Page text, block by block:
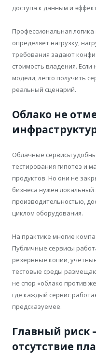
доступа к данным и
Профессиональная
определяет нагрузку,
требования задают
стоимость владения.
модели, легко получить
реальный сценарий.
Облако не
Облачные сервисы
тестирования гипотез и
продуктов. Но они не
бизнеса нужен
производительностью,
циклом оборудования.
На практике многие
Публичные сервисы
резервные копии,
тестовые среды
не спор «облако против
где каждый сервис
предсказуемее.
Главный риск
отсутствие